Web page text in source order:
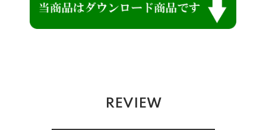
REVIEW